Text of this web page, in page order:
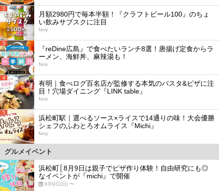
2
月額2980円で毎本半額！『クラフトビール100』のちょ
い飲みサブスクに注目
favy
3
『reDine広島』で食べたいランチ8選！唐揚げ定食からラ
ーメン、海鮮丼、麻辣湯も！
favy
4
有明｜食べログ百名店が監修する本気のパスタ&ピザに注
目！穴場ダイニング『LINK table』
favy
5
浜松町駅｜選べるソース×ライスで14通りの味！大会優勝
シェフのふわとろオムライス『Michi』
favy
グルメイベント
浜松町│8月9日は親子でピザ作り体験！自由研究にも◎
なイベントが『michi』で開催
8月9日(日) 〜